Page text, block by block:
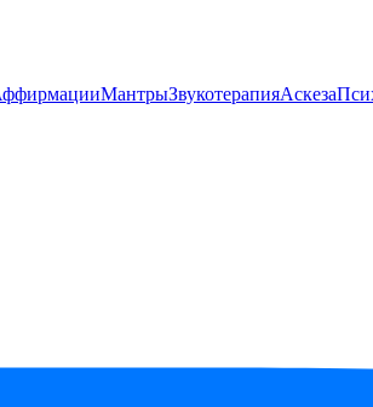
МантрыЗвукотерапияАскеза